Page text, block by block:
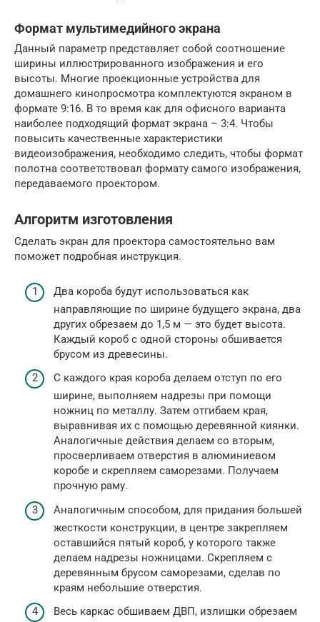
Формат мультимедийного экрана
Данный параметр представляет собой соотношение
ширины иллюстрированного изображения и его
высоты. Многие проекционные устройства для
домашнего кинопросмотра комплектуются экраном в
формате 9:16. В то время как для офисного варианта
наиболее подходящий формат экрана – 3:4. Чтобы
повысить качественные характеристики
видеоизображения, необходимо следить, чтобы формат
полотна соответствовал формату самого изображения,
передаваемого проектором.
Алгоритм изготовления
Сделать экран для проектора самостоятельно вам
поможет подробная инструкция.
Два короба будут использоваться как
направляющие по ширине будущего экрана, два
других обрезаем до 1,5 м — это будет высота.
Каждый короб с одной стороны обшивается
брусом из древесины.
С каждого края короба делаем отступ по его
ширине, выполняем надрезы при помощи
ножниц по металлу. Затем отгибаем края,
выравнивая их с помощью деревянной киянки.
Аналогичные действия делаем со вторым,
просверливаем отверстия в алюминиевом
коробе и скрепляем саморезами. Получаем
прочную раму.
Аналогичным способом, для придания большей
жесткости конструкции, в центре закрепляем
оставшийся пятый короб, у которого также
делаем надрезы ножницами. Скрепляем с
деревянным брусом саморезами, сделав по
краям небольшие отверстия.
Весь каркас обшиваем ДВП, излишки обрезаем